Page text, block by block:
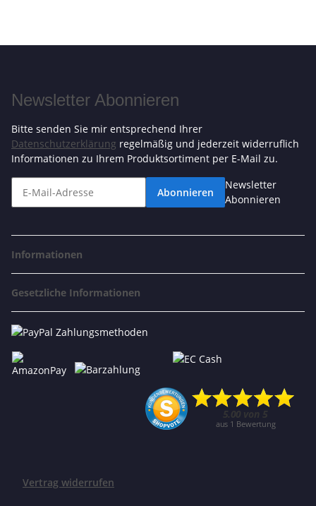
Newsletter Abonnieren
Bitte senden Sie mir entsprechend Ihrer
Datenschutzerklärung regelmäßig und jederzeit widerruflich
Informationen zu Ihrem Produktsortiment per E-Mail zu.
Abonnieren
Newsletter
Abonnieren
Informationen
Gesetzliche Informationen
Vertrag widerrufen